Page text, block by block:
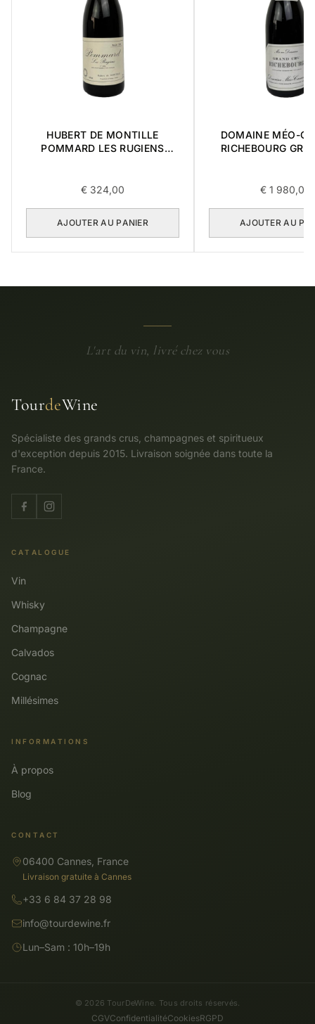
HUBERT DE MONTILLE
POMMARD LES RUGIENS
€ 324,00
AJOUTER AU PANIER
DOMAINE MÉO-
RICHEBOURG
€ 1 980,00
AJOUTER AU
L'art du vin, livré chez vous
TourdeWine
Spécialiste des grands crus, champagnes et spiritueux
d'exception depuis 2015. Livraison soignée dans toute la
France.
CATALOGUE
Vin
Whisky
Champagne
Calvados
Cognac
Millésimes
INFORMATIONS
À propos
Blog
CONTACT
06400 Cannes, France
Livraison gratuite à Cannes
+33 6 84 37 28 98
info@tourdewine.fr
Lun–Sam : 10h–19h
© 2026 TourDeWine. Tous droits réservés.
CGVConfidentialitéCookiesRGPD